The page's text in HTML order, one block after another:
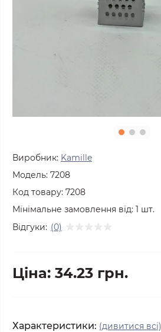
Виробник: Kamille
Модель: 7208
Код товару: 7208
Мінімальне замовлення від: 1 шт.
Відгуки: (0)
Ціна: 34.23 грн.
Характеристики: (дивитися всі)